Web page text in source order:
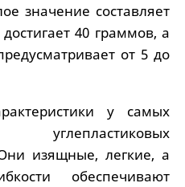
значение составляет
40 граммов, а
от 5 до
у самых
углепластиковых
изящные, легкие, а
обеспечивают